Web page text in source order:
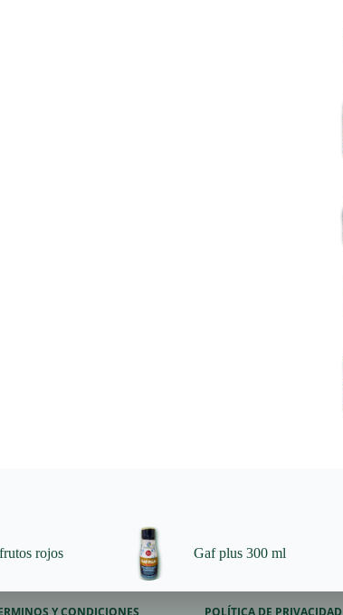
rojos Gaf plus 300 ml
Y CONDICIONES POLÍTICA DE PRIVACIDAD